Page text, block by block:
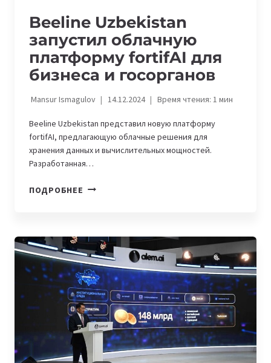
Beeline Uzbekistan
запустил облачную
платформу fortifAI для
бизнеса и госорганов
Mansur Ismagulov 14.12.2024 Время чтения: 1мин
Beeline Uzbekistan представил новую платформу
fortifAI, предлагающую облачные решения для
хранения данных и вычислительных мощностей.
Разработанная…
ПОДРОБНЕЕ BEELINE
ПЛАТФОРМУ
FORTIFAI
ДЛЯ
БИЗНЕСА
И
ГОСОРГАНОВ